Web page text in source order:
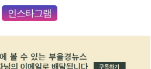
인스타그램